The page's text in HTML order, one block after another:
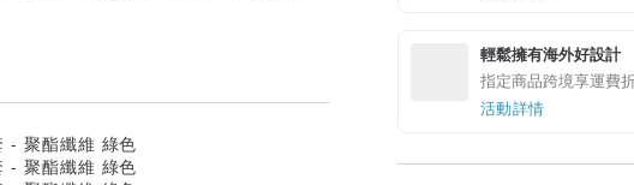
輕鬆擁有海外好設計
指定商品跨境享運費
活動詳情